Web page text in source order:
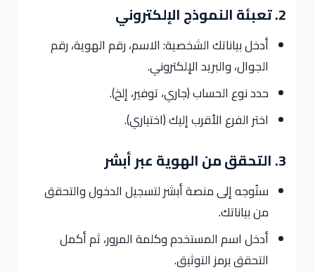
2. تعبئة النموذج الإلكتروني
أدخل بياناتك الشخصية: الاسم، رقم الهوية، رقم
الجوال، والبريد الإلكتروني.
حدد نوع الحساب (جاري، توفير، إلخ).
اختر الفرع الأقرب إليك (اختياري).
3. التحقق من الهوية عبر أبشر
ستُوجه إلى منصة أبشر لتسجيل الدخول والتحقق
من بياناتك.
أدخل اسم المستخدم وكلمة المرور، ثم أكمل
التحقق برمز التوثيق.